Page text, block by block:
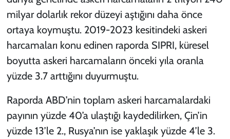
milyar dolarlık rekor düzeyi aştığını daha önce
ortaya koymuştu. 2019-2023 kesitindeki askeri
harcamaları konu edinen raporda SIPRI, küresel
boyutta askeri harcamaların önceki yıla oranla
yüzde 3.7 arttığını duyurmuştu.
Raporda ABD’nin toplam askeri harcamalardaki
payının yüzde 40’a ulaştığı kaydedilirken, Çin’in
yüzde 13’le 2., Rusya’nın ise yaklaşık yüzde 4’le 3.